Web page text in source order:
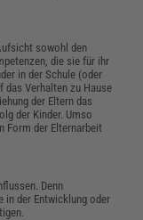
sowohl den
die sie für ihr
in der Schule (oder
das Verhalten zu Hause
der Eltern das
der Kinder. Umso
Form der Elternarbeit
Denn
in der Entwicklung oder